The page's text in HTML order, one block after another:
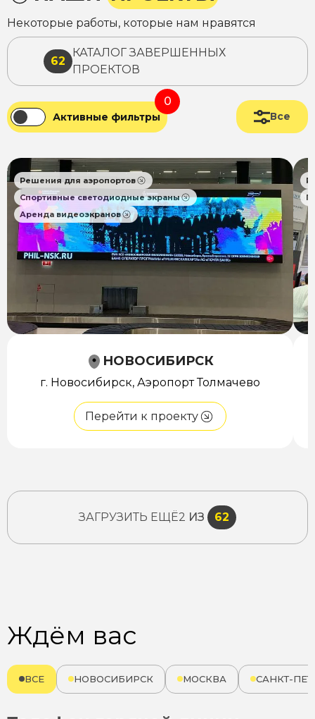
Некоторые работы, которые нам нравятся
62
КАТАЛОГ ЗАВЕРШЕННЫХ
ПРОЕКТОВ
Активные фильтры
0
Все
Решения для аэропортов
Спортивные светодиодные экраны
Аренда видеоэкранов
НОВОСИБИРСК
г. Новосибирск, Аэропорт Толмачево
Перейти к проекту
ЗАГРУЗИТЬ ЕЩЁ2 ИЗ 62
Ждём вас
ВСЕ НОВОСИБИРСК МОСКВА САНКТ-